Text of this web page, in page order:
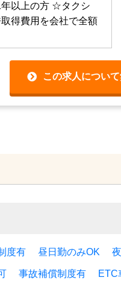
以上の方 ☆タクシ
得費用を会社で全額
この求人につい
度有 昼日勤のみOK
事故補償制度有 ETC